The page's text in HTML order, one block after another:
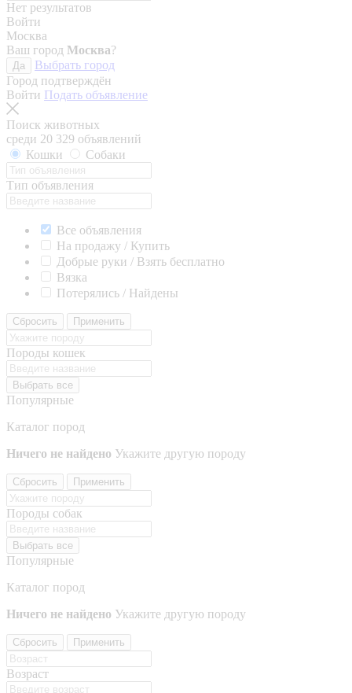
Нет результатов
Войти
Москва
Ваш город Москва?
Да
Выбрать город
Город подтверждён
Войти Подать объявление
Поиск животных
среди 20 329 объявлений
Кошки
Собаки
Тип объявления
Все объявления
На продажу / Купить
Добрые руки / Взять бесплатно
Вязка
Потерялись / Найдены
Сбросить Применить
Породы кошек
Выбрать все
Популярные
Каталог пород
Ничего не найдено Укажите другую породу
Сбросить Применить
Породы собак
Выбрать все
Популярные
Каталог пород
Ничего не найдено Укажите другую породу
Сбросить Применить
Возраст